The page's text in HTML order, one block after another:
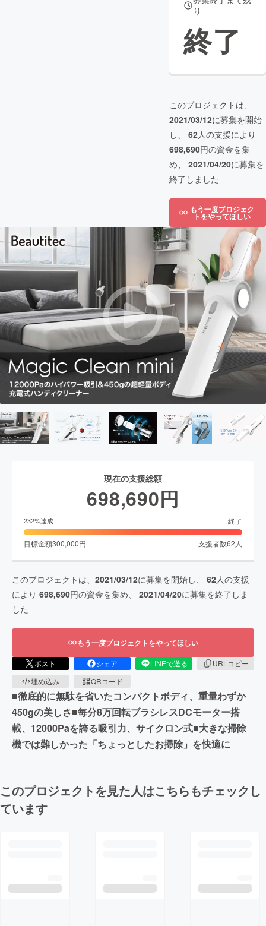
り
終了
このプロジェクトは、
2021/03/12に募集を開始
し、 62人の支援により
698,690円の資金を集
め、 2021/04/20に募集を
終了しました
もう一度プロジェク
トをやってほしい
現在の支援総額
698,690円
232%達成 終了
目標金額300,000円 支援者数62 人
このプロジェクトは、 2021/03/12に募集を開始し、 62人の支援
により 698,690円の資金を集め、 2021/04/20に募集を終了しま
した
もう一度プロジェクトをやってほしい
ポスト シェア LINEで送る
URLコピー
埋め込み
QRコード
■徹底的に無駄を省いたコンパクトボディ、重量わずか
450gの美しさ■毎分8万回転ブラシレスDCモーター搭
載、12000Paを誇る吸引力、サイクロン式■大きな掃除
機では難しかった「ちょっとしたお掃除」を快適に
このプロジェクトを見た人はこちらもチェックし
ています